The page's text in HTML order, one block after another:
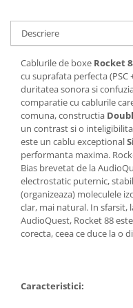
Descriere
Cablurile de boxe Rocket
cu suprafata perfecta
duritatea sonora si
comparatie cu cablurile
comuna, constructia
un contrast si o
este un cablu exceptional
performanta maxima.
Bias brevetat de la
electrostatic puternic,
(organizeaza) moleculele
clar, mai natural. In sfarsit,
AudioQuest, Rocket 88
corecta, ceea ce duce la o
Caracteristici: